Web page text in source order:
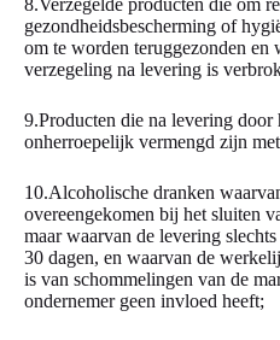
8.Verzegelde producten die om
gezondheidsbescherming of
om te worden teruggezonden en
verzegeling na levering is
9.Producten die na levering door
onherroepelijk vermengd zijn
10.Alcoholische dranken
overeengekomen bij het sluiten
maar waarvan de levering
30 dagen, en waarvan de
is van schommelingen van de
ondernemer geen invloed heeft;